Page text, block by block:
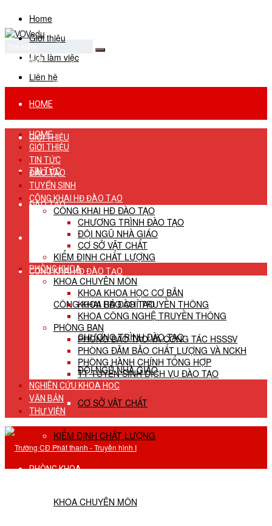
Home
Giới thiệu
Lịch làm việc
Liên hệ
No Result
View All Result
HOME
GIỚI THIỆU
TIN TỨC
ĐÀO TẠO
TUYỂN SINH
CÔNG KHAI HĐ ĐÀO TẠO
CÔNG KHAI HĐ ĐÀO TẠO
CHƯƠNG TRÌNH ĐÀO TẠO
ĐỘI NGŨ NHÀ GIÁO
CƠ SỞ VẬT CHẤT
KIỂM ĐỊNH CHẤT LƯỢNG
PHÒNG KHOA
KHOA CHUYÊN MÔN
HOME
GIỚI THIỆU
TIN TỨC
ĐÀO TẠO
TUYỂN SINH
CÔNG KHAI HĐ ĐÀO TẠO
CÔNG KHAI HĐ ĐÀO TẠO
CHƯƠNG TRÌNH ĐÀO TẠO
ĐỘI NGŨ NHÀ GIÁO
CƠ SỞ VẬT CHẤT
KIỂM ĐỊNH CHẤT LƯỢNG
PHÒNG KHOA
KHOA CHUYÊN MÔN
KHOA KHOA HỌC CƠ BẢN
KHOA BÁO CHÍ TRUYỀN THÔNG
KHOA CÔNG NGHỆ TRUYỀN THÔNG
PHÒNG BAN
PHÒNG ĐÀO TẠO VÀ CÔNG TÁC HSSSV
PHÒNG ĐẢM BẢO CHẤT LƯỢNG VÀ NCKH
PHÒNG HÀNH CHÍNH TỔNG HỢP
TT TUYỂN SINH DỊCH VỤ ĐÀO TẠO
NGHIÊN CỨU KHOA HỌC
VĂN BẢN
THƯ VIỆN